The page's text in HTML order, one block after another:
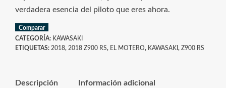
verdadera esencia del piloto que eres ahora.
Comparar
CATEGORÍA: KAWASAKI
ETIQUETAS: 2018, 2018 Z900 RS, EL MOTERO, KAWASAKI , Z900 RS
Descripción Información adicional